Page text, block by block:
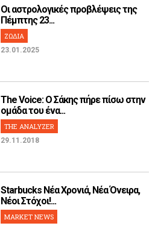
Οι αστρολογικές προβλέψεις της
Πέμπτης 23...
ΖΩΔΙΑ
23.01.2025
The Voice: Ο Σάκης πήρε πίσω στην
ομάδα του ένα...
THE ANALYZER
29.11.2018
Starbucks Νέα Χρονιά, Νέα Όνειρα,
Νέοι Στόχοι!...
MARKET NEWS